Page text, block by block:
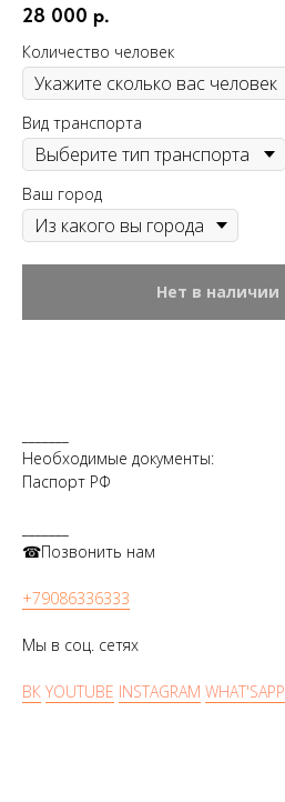
28 000 р.
Количество человек
Вид транспорта
Ваш город
Нет в наличии
Необходимые документы:
Паспорт РФ
☎Позвонить нам
+79086336333
Мы в соц. сетях
ВК YOUTUBE INSTAGRAM WHAT'SAPP